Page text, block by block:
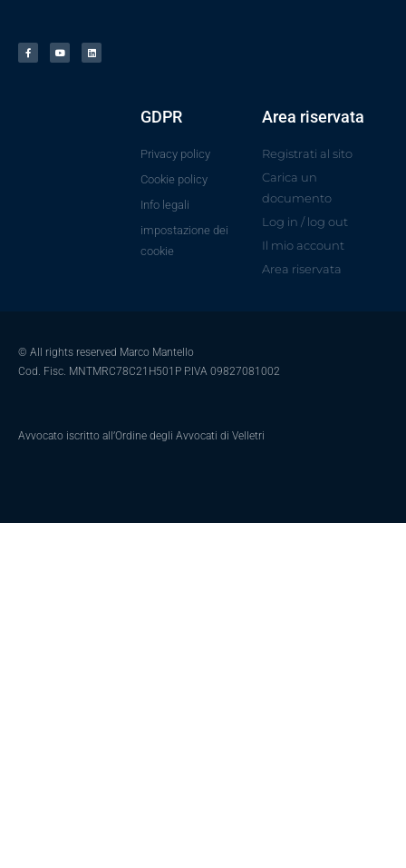
GDPR
Privacy policy
Cookie policy
Info legali
impostazione dei
cookie
Area riservata
Registrati al sito
Carica un
documento
Log in / log out
Il mio account
Area riservata
© All rights reserved Marco Mantello
Cod. Fisc. MNTMRC78C21H501P P.IVA 09827081002
Avvocato iscritto all’Ordine degli Avvocati di Velletri